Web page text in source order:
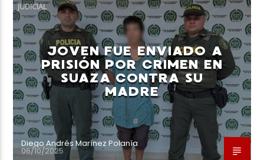
JUDICIAL
JOVEN FUE ENVIADO A
PRISIÓN POR CRIMEN EN
SUAZA CONTRA SU
MADRE
Diego Andrés Marínez Polanía
06/10/2025